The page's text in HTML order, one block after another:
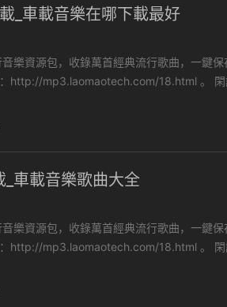
_車載音樂在哪下載最好
18.html 。 閑談 來源：車載流行
車載音樂歌曲大全
18.html 。 閑談 來源：歌曲合集